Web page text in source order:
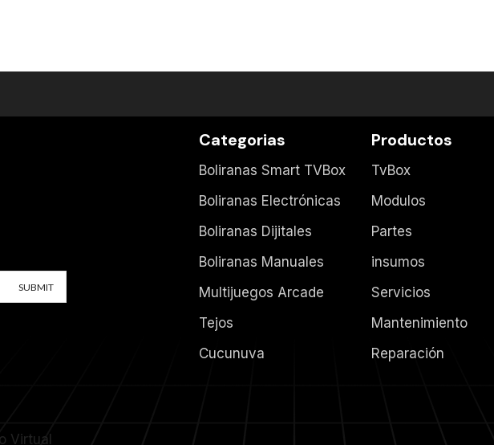
Categorias
Boliranas Smart TVBox
Boliranas Electrónicas
Boliranas Dijitales
Boliranas Manuales
Multijuegos Arcade
Tejos
Cucunuva
Productos
TvBox
Modulos
Partes
insumos
Servicios
Mantenimiento
Reparación
Virtual